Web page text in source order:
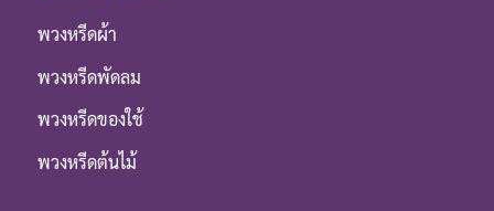
พวงหรีดผ้า
พวงหรีดพัดลม
พวงหรีดของใช้
พวงหรีดต้นไม้